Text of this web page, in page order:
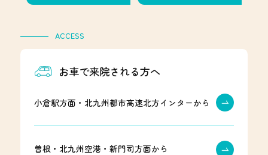
ACCESS
お車で来院される方へ
小倉駅方面・北九州都市高速北方インターから
曽根・北九州空港・新門司方面から